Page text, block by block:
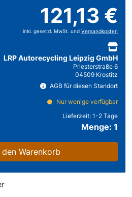
121,13 €
inkl. gesetzl. MwSt. und Versandkosten
LRP Autorecycling Leipzig GmbH
Priesterstraße 6
04509 Krostitz
AGB für diesen Standort
Nur wenige verfügbar
Lieferzeit: 1-2 Tage
Menge: 1
den Warenkorb